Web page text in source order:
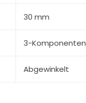
30 mm
3-Komponenten
Abgewinkelt